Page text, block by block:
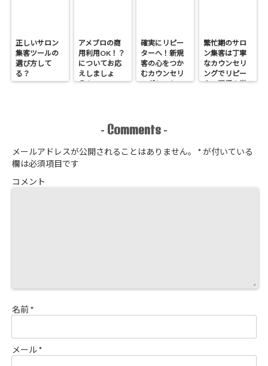
正しいサロン
集客ツールの
選び方して
る？
アメブロの商
用利用OK！？
についてお応
えしましょ
う！
確実にリピー
ターへ！新規
客の心をつか
むカウンセリ
ングシートの
繁忙期のサロ
ン集客は丁寧
なカウンセリ
ングでリピー
ター獲得！覚
- Comments -
メールアドレスが公開されることはありません。 *が付いている
欄は必須項目です
コメント
名前*
メール*